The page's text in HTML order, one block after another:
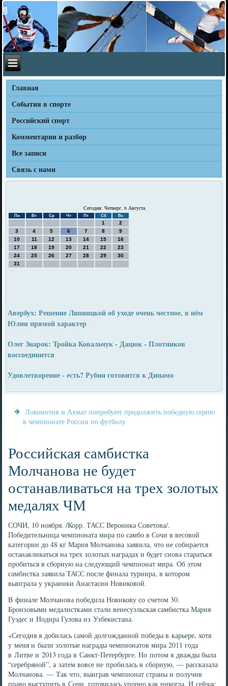
Главная
События в спорте
Российский спорт
Комментарии и разбор
Все записи
Связь с нами
Сегодня: Четверг, 6 Августа
Пн Вт Ср Чт Пт Сб Вс
1
2
3
4 5 6 7 8
9
10
11 12 13 14 15
16
17
18 19 20 21 22
23
24
25 26 27 28 29
30
31
Авербух: Решение Липницкой об уходе очень честное, в нём
Юлин прямой характер
Олег Знарок: Тройка Ковальчук - Дацюк - Плотников
воссоединится
Удовлетворение - есть? Рубин готовится к Динамо
Локомотив и Ахмат попробуют продолжить победную серию
в чемпионате России по футболу
Российская самбистка
Молчанова не будет
останавливаться на трех золотых
медалях ЧМ
СОЧИ, 10 ноября. /Корр. ТАСС Вероника Советова/.
Победительница чемпионата мира по самбо в Сочи в весовой
категории до 48 кг Мария Молчанова заявила, что не собирается
останавливаться на трех золотых наградах и будет снова стараться
пробиться в сборную на следующий чемпионат мира. Об этом
самбистка заявила ТАСС после финала турнира, в котором
выиграла у украинки Анастасии Новиковой.
В финале Молчанова победила Новикову со счетом 30.
Бронзовыми медалистками стали венесуэльская самбистка Мария
Гуэдес и Нодира Гулова из Узбекистана.
«Сегодня я добилась самой долгожданной победы в карьере, хотя
у меня и были золотые награды чемпионатов мира 2011 года
в Литве и 2013 года в Санкт-Петербурге. Но потом я дважды была
“серебряной”, а затем вовсе не пробилась в сборную, — рассказала
Молчанова. — Так что, выиграв чемпионат страны и получив
право выступить в Сочи, готовилась упорно как никогда. И сейчас